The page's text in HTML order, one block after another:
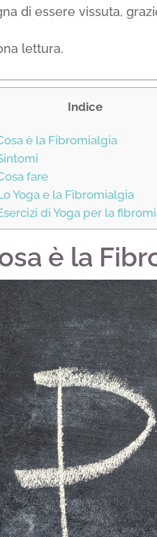
di essere vissuta,
lettura.
Indice
è la Fibromialgia
fare
Yoga e la Fibromialgia
di Yoga per la
è la